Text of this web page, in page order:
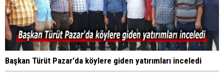
Başkan Türüt Pazar'da köylere giden yatırımları inceledi